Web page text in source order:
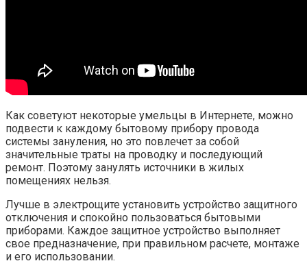
Как советуют некоторые умельцы в Интернете, можно
подвести к каждому бытовому прибору провода
системы зануления, но это повлечет за собой
значительные траты на проводку и последующий
ремонт. Поэтому занулять источники в жилых
помещениях нельзя.
Лучше в электрощите установить устройство защитного
отключения и спокойно пользоваться бытовыми
приборами. Каждое защитное устройство выполняет
свое предназначение, при правильном расчете, монтаже
и его использовании.